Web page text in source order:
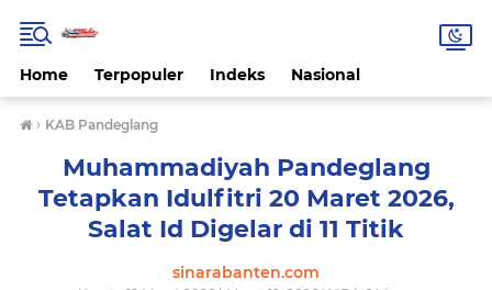
Home Terpopuler Indeks Nasional
› KAB Pandeglang
Muhammadiyah Pandeglang
Tetapkan Idulfitri 20 Maret 2026,
Salat Id Digelar di 11 Titik
sinarabanten.com